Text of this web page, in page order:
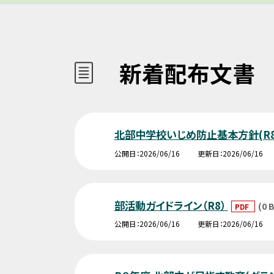
新着配布文書
北部中学校いじめ防止基本方針
公開日 2026/06/16 更新日 2026/06/16
部活動ガイドライン（R8） PDF (0
公開日 2026/06/16 更新日 2026/06/16